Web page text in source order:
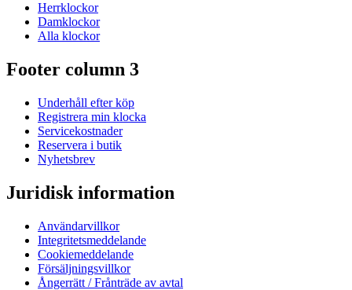
Herrklockor
Damklockor
Alla klockor
Footer column 3
Underhåll efter köp
Registrera min klocka
Servicekostnader
Reservera i butik
Nyhetsbrev
Juridisk information
Användarvillkor
Integritetsmeddelande
Cookiemeddelande
Försäljningsvillkor
Ångerrätt / Frånträde av avtal